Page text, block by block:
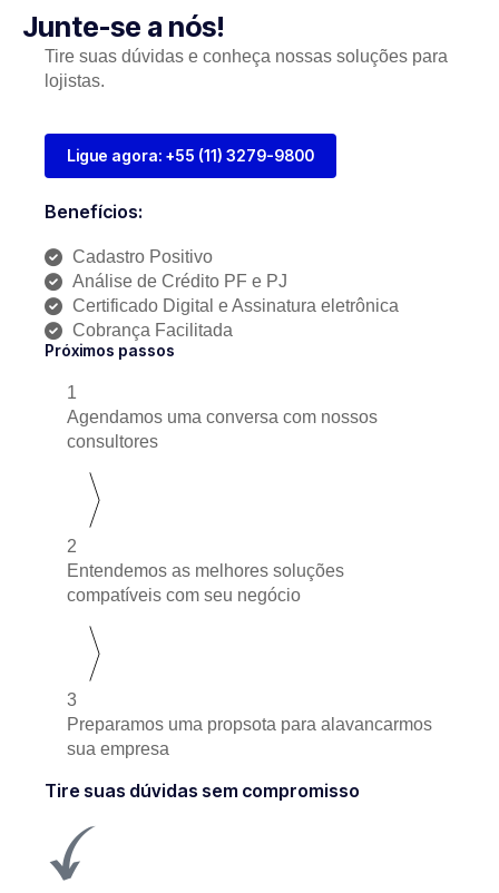
Junte-se a nós!
Tire suas dúvidas e conheça nossas soluções para
lojistas.
Ligue agora: +55 (11) 3279-9800
Benefícios:
Cadastro Positivo
Análise de Crédito PF e PJ
Certificado Digital e Assinatura eletrônica
Cobrança Facilitada
Próximos passos
1
Agendamos uma conversa com nossos
consultores
2
Entendemos as melhores soluções
compatíveis com seu negócio
3
Preparamos uma propsota para alavancarmos
sua empresa
Tire suas dúvidas sem compromisso